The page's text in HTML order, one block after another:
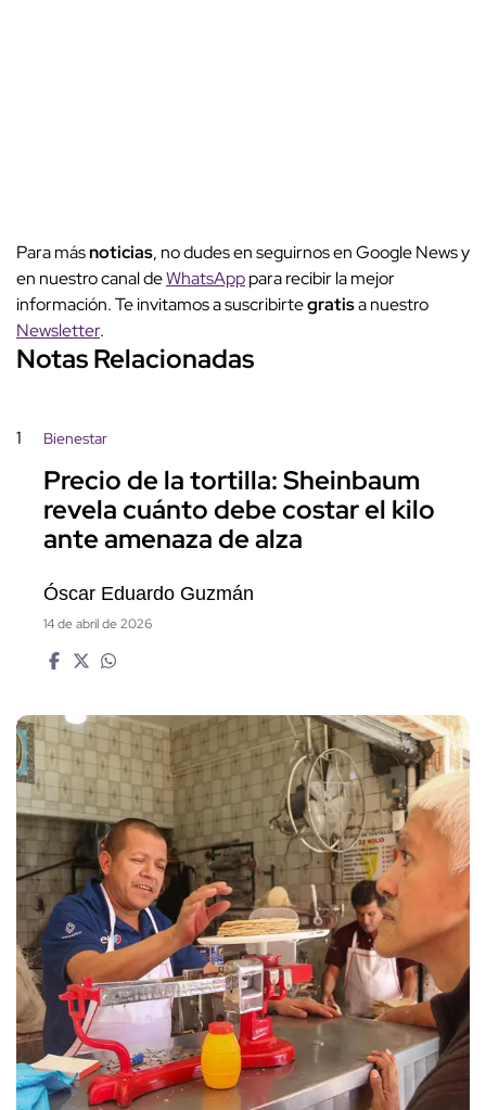
Para másnoticias, no dudes en seguirnos en Google News y
en nuestro canal deWhatsApppara recibir la mejor
información. Te invitamos a suscribirtegratisa nuestro
Newsletter.
Notas Relacionadas
1 Bienestar
Precio de la tortilla: Sheinbaum
revela cuánto debe costar el kilo
ante amenaza de alza
Óscar Eduardo Guzmán
14 de abril de 2026